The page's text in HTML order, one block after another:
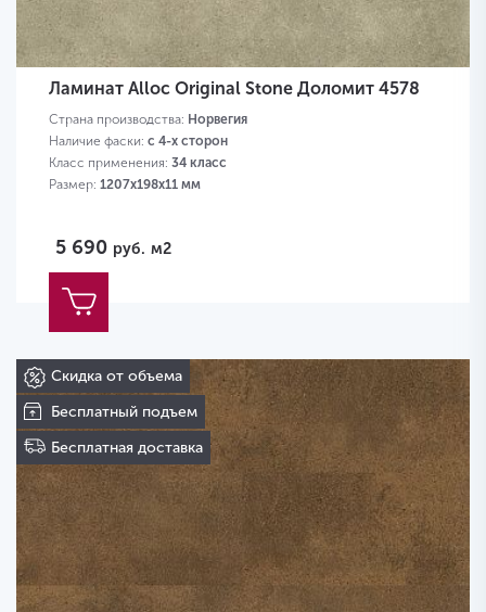
Ламинат Alloc Original Stone Доломит 4578
Страна производства: Норвегия
Наличие фаски: с 4-х сторон
Класс применения: 34 класс
Размер: 1207х198х11 мм
5 690 руб. м2
Скидка от объема
Бесплатный подъем
Бесплатная доставка